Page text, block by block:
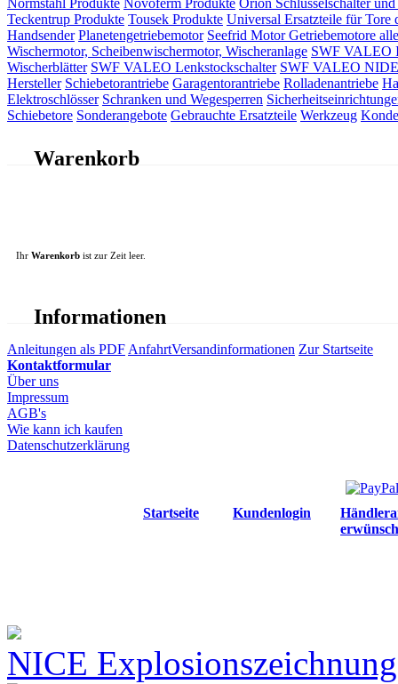
Teckentrup Produkte Tousek Produkte Universal Ersatzteile für Tore
Handsender Planetengetriebemotor Seefrid Motor Getriebemotore
Wischermotor, Scheibenwischermotor, Wischeranlage SWF VALEO
Wischerblätter SWF VALEO Lenkstockschalter SWF VALEO
Hersteller Schiebetorantriebe Garagentorantriebe Rolladenantriebe
Elektroschlösser Schranken und Wegesperren
Schiebetore Sonderangebote Gebrauchte Ersatzteile Werkzeug
Warenkorb
Ihr Warenkorb ist zur Zeit leer.
Informationen
Anleitungen als PDF AnfahrtVersandinformationen Zur Startseite
Kontaktformular
Über uns
Impressum
AGB's
Wie kann ich kaufen
Datenschutzerklärung
Startseite Kundenlogin
NICE